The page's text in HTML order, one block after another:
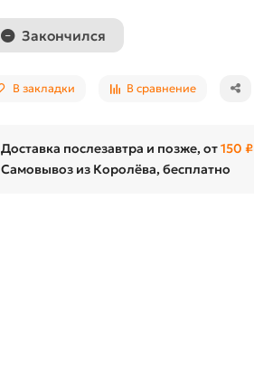
Закончился
В закладки В сравнение
Доставка послезавтра и позже, от150 ₽
Самовывоз из Королёва, бесплатно